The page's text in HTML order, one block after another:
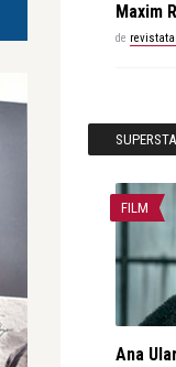
Maxim
de
FILM
Ana